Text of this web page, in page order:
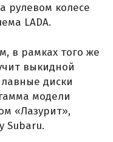
рулевом колесе
LADA.
в рамках того же
выкидной
диски
модели
«Лазурит»,
Subaru.